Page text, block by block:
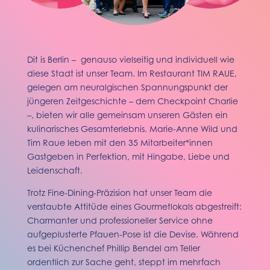
Dit is Berlin – genauso vielseitig und individuell wie
diese Stadt ist unser Team. Im Restaurant TIM RAUE,
gelegen am neuralgischen Spannungspunkt der
jüngeren Zeitgeschichte – dem Checkpoint Charlie
–, bieten wir alle gemeinsam unseren Gästen ein
kulinarisches Gesamterlebnis. Marie-Anne Wild und
Tim Raue leben mit den 35 Mitarbeiter*innen
Gastgeben in Perfektion, mit Hingabe, Liebe und
Leidenschaft.
Trotz Fine-Dining-Präzision hat unser Team die
verstaubte Attitüde eines Gourmetlokals abgestreift:
Charmanter und professioneller Service ohne
aufgeplusterte Pfauen-Pose ist die Devise. Während
es bei Küchenchef Phillip Bendel am Teller
ordentlich zur Sache geht, steppt im mehrfach